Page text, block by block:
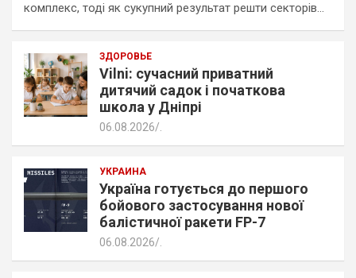
комплекс, тоді як сукупний результат решти секторів…
ЗДОРОВЬЕ
Vilni: сучасний приватний
дитячий садок і початкова
школа у Дніпрі
06.08.2026
УКРАИНА
Україна готується до першого
бойового застосування нової
балістичної ракети FP-7
06.08.2026